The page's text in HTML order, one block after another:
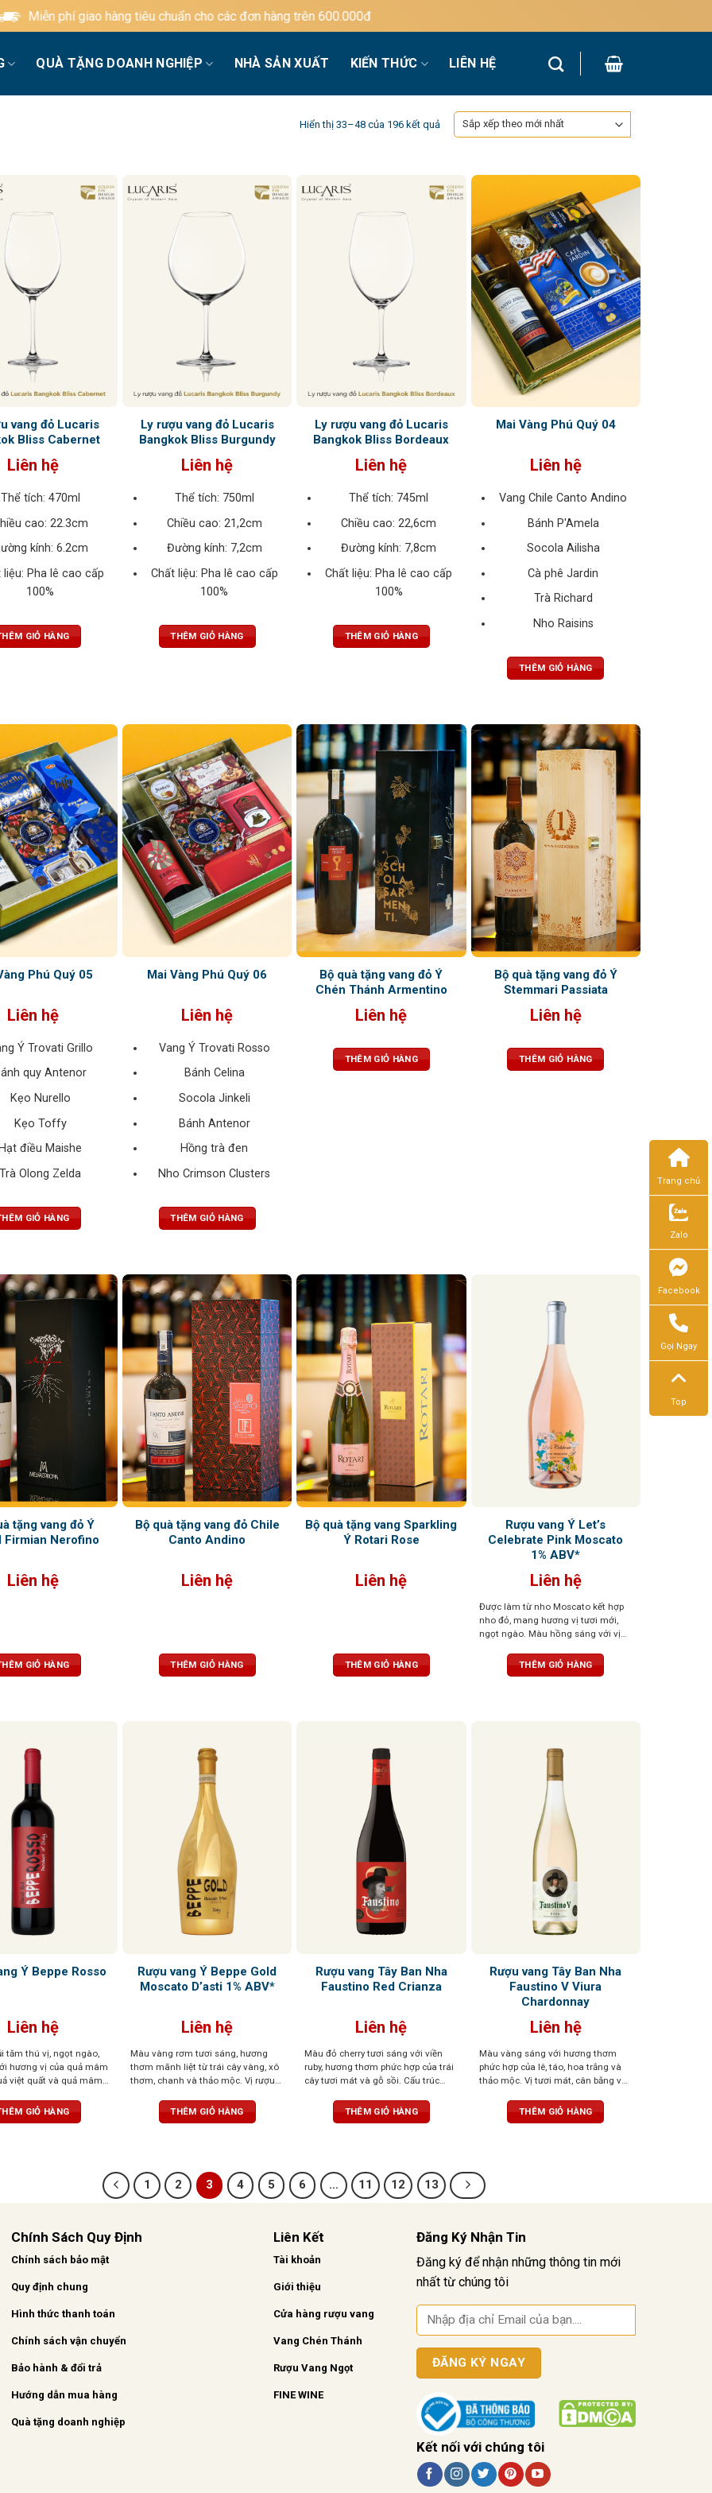
hàng tiêu chuẩn cho các đơn hàng trên 600.000đ
QUÀ TẶNG DOANH NGHIỆP NHÀ SẢN XUẤT KIẾN THỨC LIÊN HỆ
Hiển thị 33–48 của 196 kết quảĐã
sắp
mới
nhất
vang đỏ Lucaris
Bliss Cabernet
Liên hệ
Thể tích: 470ml
cao: 22.3cm
kính: 6.2cm
liệu: Pha lê cao cấp
100%
GIỎ HÀNG
Ly rượu vang đỏ Lucaris
Bangkok Bliss Burgundy
Liên hệ
Thể tích: 750ml
Chiều cao: 21,2cm
Đường kính: 7,2cm
Chất liệu: Pha lê cao cấp
100%
THÊM GIỎ HÀNG
Ly rượu vang đỏ Lucaris
Bangkok Bliss Bordeaux
Liên hệ
Thể tích: 745ml
Chiều cao: 22,6cm
Đường kính: 7,8cm
Chất liệu: Pha lê cao cấp
100%
THÊM GIỎ HÀNG
Mai Vàng Phú Quý 04
Liên hệ
Vang Chile Canto Andino
Bánh P'Amela
Socola Ailisha
Cà phê Jardin
Trà Richard
Nho Raisins
THÊM GIỎ HÀNG
Phú Quý 05
Liên hệ
Ý Trovati Grillo
quy Antenor
Kẹo Nurello
Kẹo Toffy
điều Maishe
Trà Olong Zelda
GIỎ HÀNG
Mai Vàng Phú Quý 06
Liên hệ
Vang Ý Trovati Rosso
Bánh Celina
Socola Jinkeli
Bánh Antenor
Hồng trà đen
Nho Crimson Clusters
THÊM GIỎ HÀNG
Bộ quà tặng vang đỏ Ý
Chén Thánh Armentino
Liên hệ
THÊM GIỎ HÀNG
Bộ quà tặng vang đỏ Ý
Stemmari Passiata
Liên hệ
THÊM GIỎ HÀNG
tặng vang đỏ Ý
Firmian Nerofino
Liên hệ
GIỎ HÀNG
Bộ quà tặng vang đỏ Chile
Canto Andino
Liên hệ
THÊM GIỎ HÀNG
Bộ quà tặng vang Sparkling
Ý Rotari Rose
Liên hệ
THÊM GIỎ HÀNG
Rượu vang Ý Let’s
Celebrate Pink Moscato
1% ABV*
Liên hệ
Được làm từ nho Moscato kết hợp
nho đỏ, mang hương vị tươi mới,
ngọt ngào. Màu hồng sáng với vị
cherry, mâm xôi, lựu ngọt và bọt khí
THÊM GIỎ HÀNG
Ý Beppe Rosso
Liên hệ
tăm thú vị, ngọt ngào,
hương vị của quả mâm
việt quất và quả mâm
GIỎ HÀNG
Rượu vang Ý Beppe Gold
Moscato D’asti 1% ABV*
Liên hệ
Màu vàng rơm tươi sáng, hương
thơm mãnh liệt từ trái cây vàng, xô
thơm, chanh và thảo mộc. Vị rượu
đến trải nghiệm thú vị
THÊM GIỎ HÀNG
Rượu vang Tây Ban Nha
Faustino Red Crianza
Liên hệ
Màu đỏ cherry tươi sáng với viền
ruby, hương thơm phức hợp của trái
cây tươi mát và gỗ sồi. Cấu trúc
ngọt ngàoTHÊM GIỎ HÀNG
Rượu vang Tây Ban Nha
Faustino V Viura
Chardonnay
Liên hệ
Màu vàng sáng với hương thơm
phức hợp của lê, táo, hoa trắng và
thảo mộc. Vị tươi mát, cân bằng và
THÊM GIỎ HÀNG
1 2 3 4 5 6 … 11 12 13
Chính Sách Quy Định
Chính sách bảo mật
Quy định chung
Hình thức thanh toán
Chính sách vận chuyển
Bảo hành & đổi trả
Hướng dẫn mua hàng
Quà tặng doanh nghiệp
Liên Kết
Tài khoản
Giới thiệu
Cửa hàng rượu vang
Vang Chén Thánh
Rượu Vang Ngọt
FINE WINE
Đăng Ký Nhận Tin
Đăng ký để nhận những thông tin mới
nhất từ chúng tôi
Kết nối với chúng tôi
Trang chủ
Zalo
Facebook
Gọi Ngay
Top